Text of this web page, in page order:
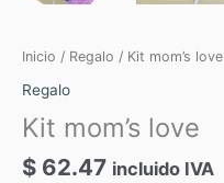
Inicio / Regalo / Kit mom’s love
Regalo
Kit mom’s love
$ 62.47 incluido IVA